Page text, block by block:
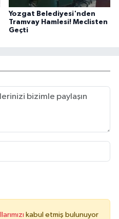
Yozgat Belediyesi'nden
Tramvay Hamlesi! Meclisten
Geçti
kabul etmiş bulunuyor